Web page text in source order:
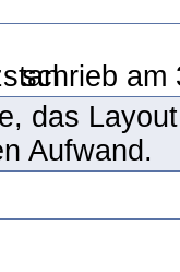
schrieb am
das
Aufwand.